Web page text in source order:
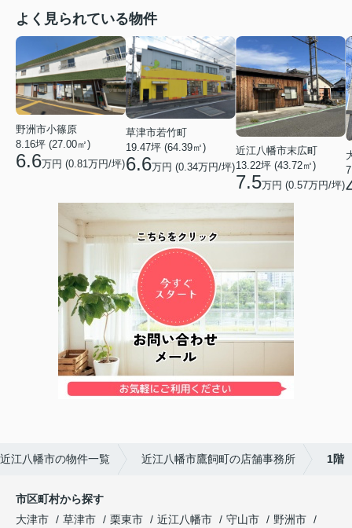
よく見られている物件
野洲市小篠原
8.16坪 (27.00㎡)
6.6万円 (0.81万円/坪)
草津市若竹町
19.47坪 (64.39㎡)
6.6万円 (0.34万円/坪)
近江八幡市末広町
13.22坪 (43.72㎡)
7.5万円 (0.57万円/坪)
近江八幡市の物件一覧 近江八幡市鷹飼町の店舗事務所 1階
市区町村から探す
大津市
草津市 栗東市 近江八幡市 守山市
野洲市